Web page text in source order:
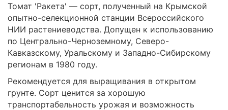
Томат 'Ракета' — сорт, полученный на Крымской
опытно-селекционной станции Всероссийского
НИИ растениеводства. Допущен к использованию
по Центрально-Черноземному, Северо-
Кавказскому, Уральскому и Западно-Сибирскому
регионам в 1980 году.
Рекомендуется для выращивания в открытом
грунте. Сорт ценится за хорошую
транспортабельность урожая и возможность